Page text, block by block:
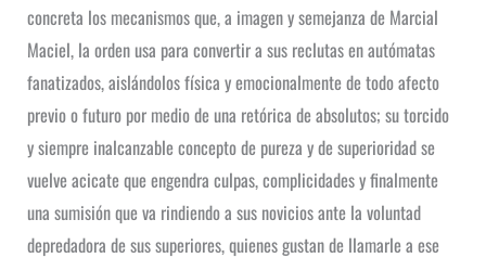
concreta los mecanismos que, a imagen y semejanza de Marcial
Maciel, la orden usa para convertir a sus reclutas en autómatas
fanatizados, aislándolos física y emocionalmente de todo afecto
previo o futuro por medio de una retórica de absolutos; su torcido
y siempre inalcanzable concepto de pureza y de superioridad se
vuelve acicate que engendra culpas, complicidades y finalmente
una sumisión que va rindiendo a sus novicios ante la voluntad
depredadora de sus superiores, quienes gustan de llamarle a ese